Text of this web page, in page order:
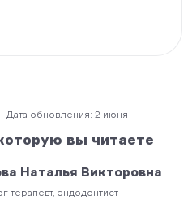
Дата обновления: 2 июня
вы читаете
Наталья Викторовна
терапевт, эндодонтист